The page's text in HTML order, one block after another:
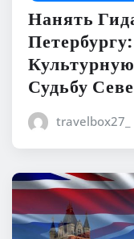
Нанять
Судьбу
travelbox27_